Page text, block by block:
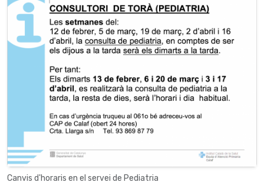
Canvis d'horaris en el servei de Pediatria